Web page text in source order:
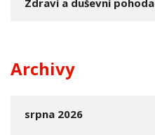
Zdraví a duševní pohoda
Archivy
srpna 2026